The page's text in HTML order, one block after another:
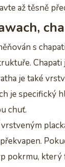
až těsně
s
Chapati
je také
je specifický
chuť.
pokrmu,